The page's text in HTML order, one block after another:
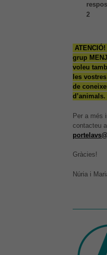
2
grup
voleu
les
de
d’animals.
Per a més
contacteu
Gràcies!
Núria i